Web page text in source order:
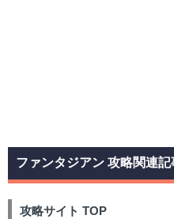
ファンタジアン 攻略関連記
攻略サイト TOP